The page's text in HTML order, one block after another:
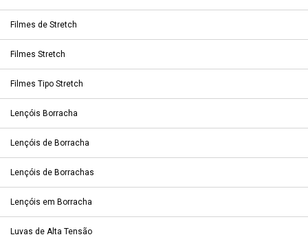
Filmes de Stretch
Filmes Stretch
Filmes Tipo Stretch
Lençóis Borracha
Lençóis de Borracha
Lençóis de Borrachas
Lençóis em Borracha
Luvas de Alta Tensão